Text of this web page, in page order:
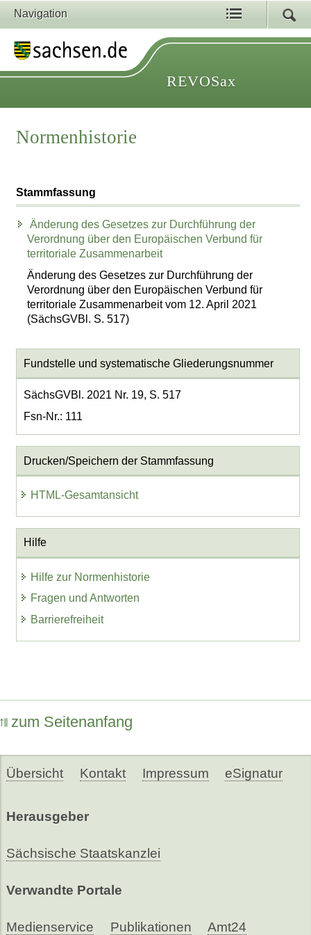
Navigation
REVOSax
Normenhistorie
Stammfassung
Änderung des Gesetzes zur Durchführung der
Verordnung über den Europäischen Verbund für
territoriale Zusammenarbeit
Änderung des Gesetzes zur Durchführung der
Verordnung über den Europäischen Verbund für
territoriale Zusammenarbeit vom 12. April 2021
(SächsGVBl. S. 517)
Fundstelle und systematische Gliederungsnummer
SächsGVBl. 2021 Nr. 19, S. 517
Fsn-Nr.: 111
Drucken/Speichern der Stammfassung
HTML-Gesamtansicht
Hilfe
Hilfe zur Normenhistorie
Fragen und Antworten
Barrierefreiheit
zum Seitenanfang
Übersicht Kontakt Impressum eSignatur
Herausgeber
Sächsische Staatskanzlei
Verwandte Portale
Medienservice Publikationen Amt24